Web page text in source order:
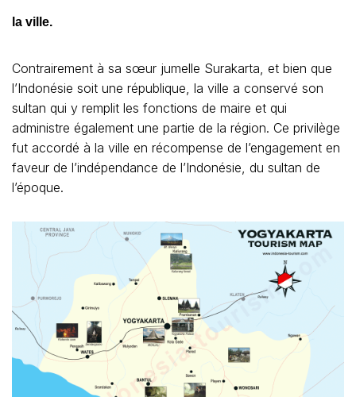
la ville.
Contrairement à sa sœur jumelle Surakarta, et bien que
l’Indonésie soit une république, la ville a conservé son
sultan qui y remplit les fonctions de maire et qui
administre également une partie de la région. Ce privilège
fut accordé à la ville en récompense de l’engagement en
faveur de l’indépendance de l’Indonésie, du sultan de
l’époque.